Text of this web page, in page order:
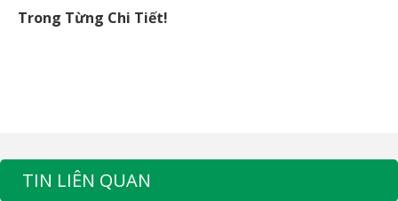
Trong Từng Chi Tiết!
TIN LIÊN QUAN